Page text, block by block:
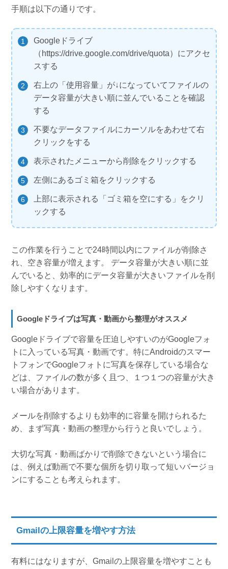
手順は以下の通りです。
Googleドライブ
（https://drive.google.com/drive/quota）にアクセ
スする
右上の「使用容量」が↓になっていてファイルの
データ容量が大きい順に並んでいることを確認
する
不要なデータファイルにカーソルをあわせて右
クリックをする
表示されたメニューから削除をクリックする
左側にあるゴミ箱をクリックする
上部に表示される「ゴミ箱を空にする」をクリ
ックする
この作業を行うことで24時間以内にファイルが削除さ
れ、空き容量が増えます。 データ容量が大きい順に並
んでいると、効率的にデータ容量が大きいファイルを削
除しやすくなります。
Googleドライブは写真・動画から整理がオススメ
Googleドライブで容量を圧迫しやすいのがGoogleフォ
トに入っている写真・動画です。特にAndroidのスマー
トフォンでGoogleフォトに写真を保存している場合な
どは、ファイルの数が多く且つ、１つ１つの容量が大き
い場合があります。
メールを削除するよりも効率的に容量を開けられるた
め、まず写真・動画の整理から行うと良いでしょう。
大切な写真・動画ばかりで削除できないという場合に
は、例えば動画で不要な個所を切り取って短いバージョ
ンにすることも考えられます。
Gmailの上限容量を増やす方法
有料にはなりますが、Gmailの上限容量を増やすことも